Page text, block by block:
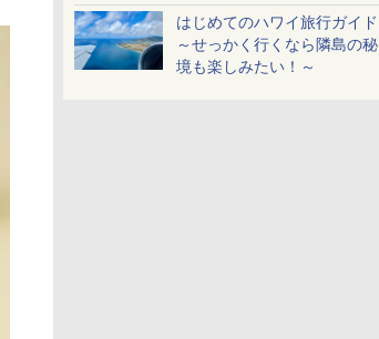
ホとマイナカードのみ
はじめてのハワイ旅行ガイド
～せっかく行くなら隣島の秘
境も楽しみたい！～